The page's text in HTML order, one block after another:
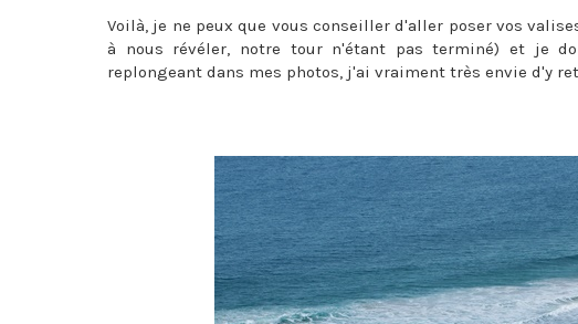
Voilà, je ne peux que vous conseiller d'aller poser vos
à nous révéler, notre tour n'étant pas terminé) et je
replongeant dans mes photos, j'ai vraiment très envie d'y